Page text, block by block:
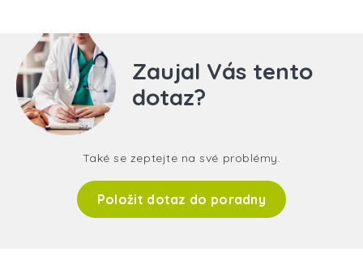
Zaujal Vás tento
dotaz?
Také se zeptejte na své problémy.
Položit dotaz do poradny